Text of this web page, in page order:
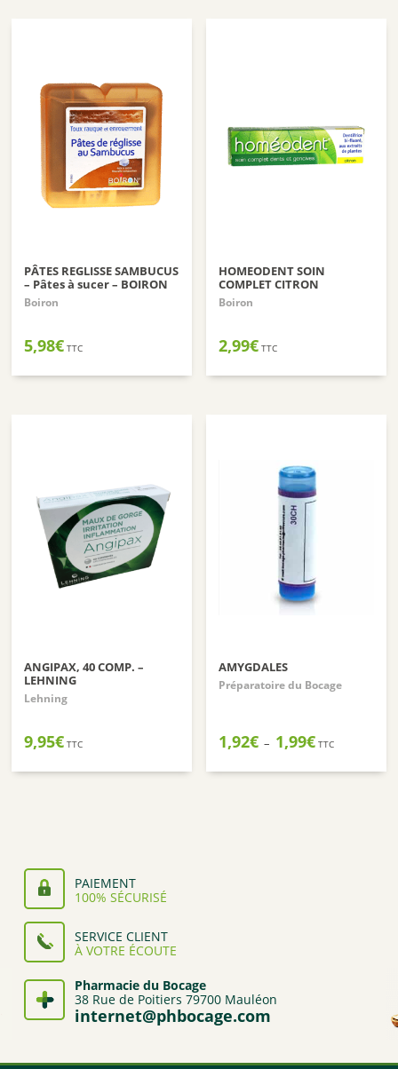
PÂTES REGLISSE SAMBUCUS
– Pâtes à sucer – BOIRON
Boiron
5,98€ TTC
HOMEODENT SOIN
COMPLET CITRON
Boiron
2,99€ TTC
ANGIPAX, 40 COMP. –
LEHNING
Lehning
9,95€ TTC
AMYGDALES
Préparatoire du Bocage
1,92€ – 1,99€Plage
prix :
TTC
PAIEMENT
100% SÉCURISÉ
SERVICE CLIENT
À VOTRE ÉCOUTE
Pharmacie du Bocage
38 Rue de Poitiers 79700 Mauléon
internet@phbocage.com